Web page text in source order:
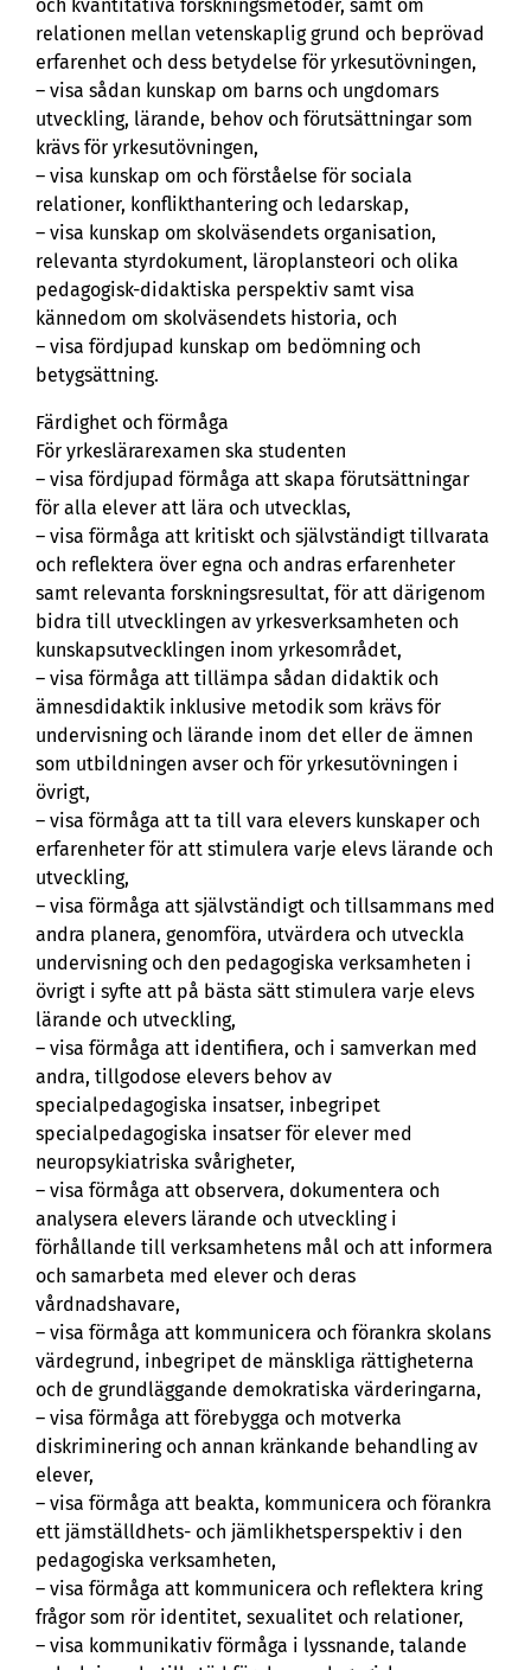
och kvantitativa forskningsmetoder, samt om
relationen mellan vetenskaplig grund och beprövad
erfarenhet och dess betydelse för yrkesutövningen,
– visa sådan kunskap om barns och ungdomars
utveckling, lärande, behov och förutsättningar som
krävs för yrkesutövningen,
– visa kunskap om och förståelse för sociala
relationer, konflikthantering och ledarskap,
– visa kunskap om skolväsendets organisation,
relevanta styrdokument, läroplansteori och olika
pedagogisk-didaktiska perspektiv samt visa
kännedom om skolväsendets historia, och
– visa fördjupad kunskap om bedömning och
betygsättning.
Färdighet och förmåga
För yrkeslärarexamen ska studenten
– visa fördjupad förmåga att skapa förutsättningar
för alla elever att lära och utvecklas,
– visa förmåga att kritiskt och självständigt tillvarata
och reflektera över egna och andras erfarenheter
samt relevanta forskningsresultat, för att därigenom
bidra till utvecklingen av yrkesverksamheten och
kunskapsutvecklingen inom yrkesområdet,
– visa förmåga att tillämpa sådan didaktik och
ämnesdidaktik inklusive metodik som krävs för
undervisning och lärande inom det eller de ämnen
som utbildningen avser och för yrkesutövningen i
övrigt,
– visa förmåga att ta till vara elevers kunskaper och
erfarenheter för att stimulera varje elevs lärande och
utveckling,
– visa förmåga att självständigt och tillsammans med
andra planera, genomföra, utvärdera och utveckla
undervisning och den pedagogiska verksamheten i
övrigt i syfte att på bästa sätt stimulera varje elevs
lärande och utveckling,
– visa förmåga att identifiera, och i samverkan med
andra, tillgodose elevers behov av
specialpedagogiska insatser, inbegripet
specialpedagogiska insatser för elever med
neuropsykiatriska svårigheter,
– visa förmåga att observera, dokumentera och
analysera elevers lärande och utveckling i
förhållande till verksamhetens mål och att informera
och samarbeta med elever och deras
vårdnadshavare,
– visa förmåga att kommunicera och förankra skolans
värdegrund, inbegripet de mänskliga rättigheterna
och de grundläggande demokratiska värderingarna,
– visa förmåga att förebygga och motverka
diskriminering och annan kränkande behandling av
elever,
– visa förmåga att beakta, kommunicera och förankra
ett jämställdhets- och jämlikhetsperspektiv i den
pedagogiska verksamheten,
– visa förmåga att kommunicera och reflektera kring
frågor som rör identitet, sexualitet och relationer,
– visa kommunikativ förmåga i lyssnande, talande